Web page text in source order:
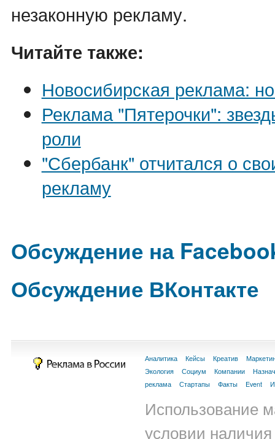
незаконную рекламу.
Читайте также:
Новосибирская реклама:
Реклама "Пятерочки":
роли
"Сбербанк" отчитался о
рекламу
Обсуждение на
Обсуждение ВКонтакте
Аналитика Кейсы Креатив
Экология
Социум Компании
реклама
Стартапы Факты Event
Использование
условии